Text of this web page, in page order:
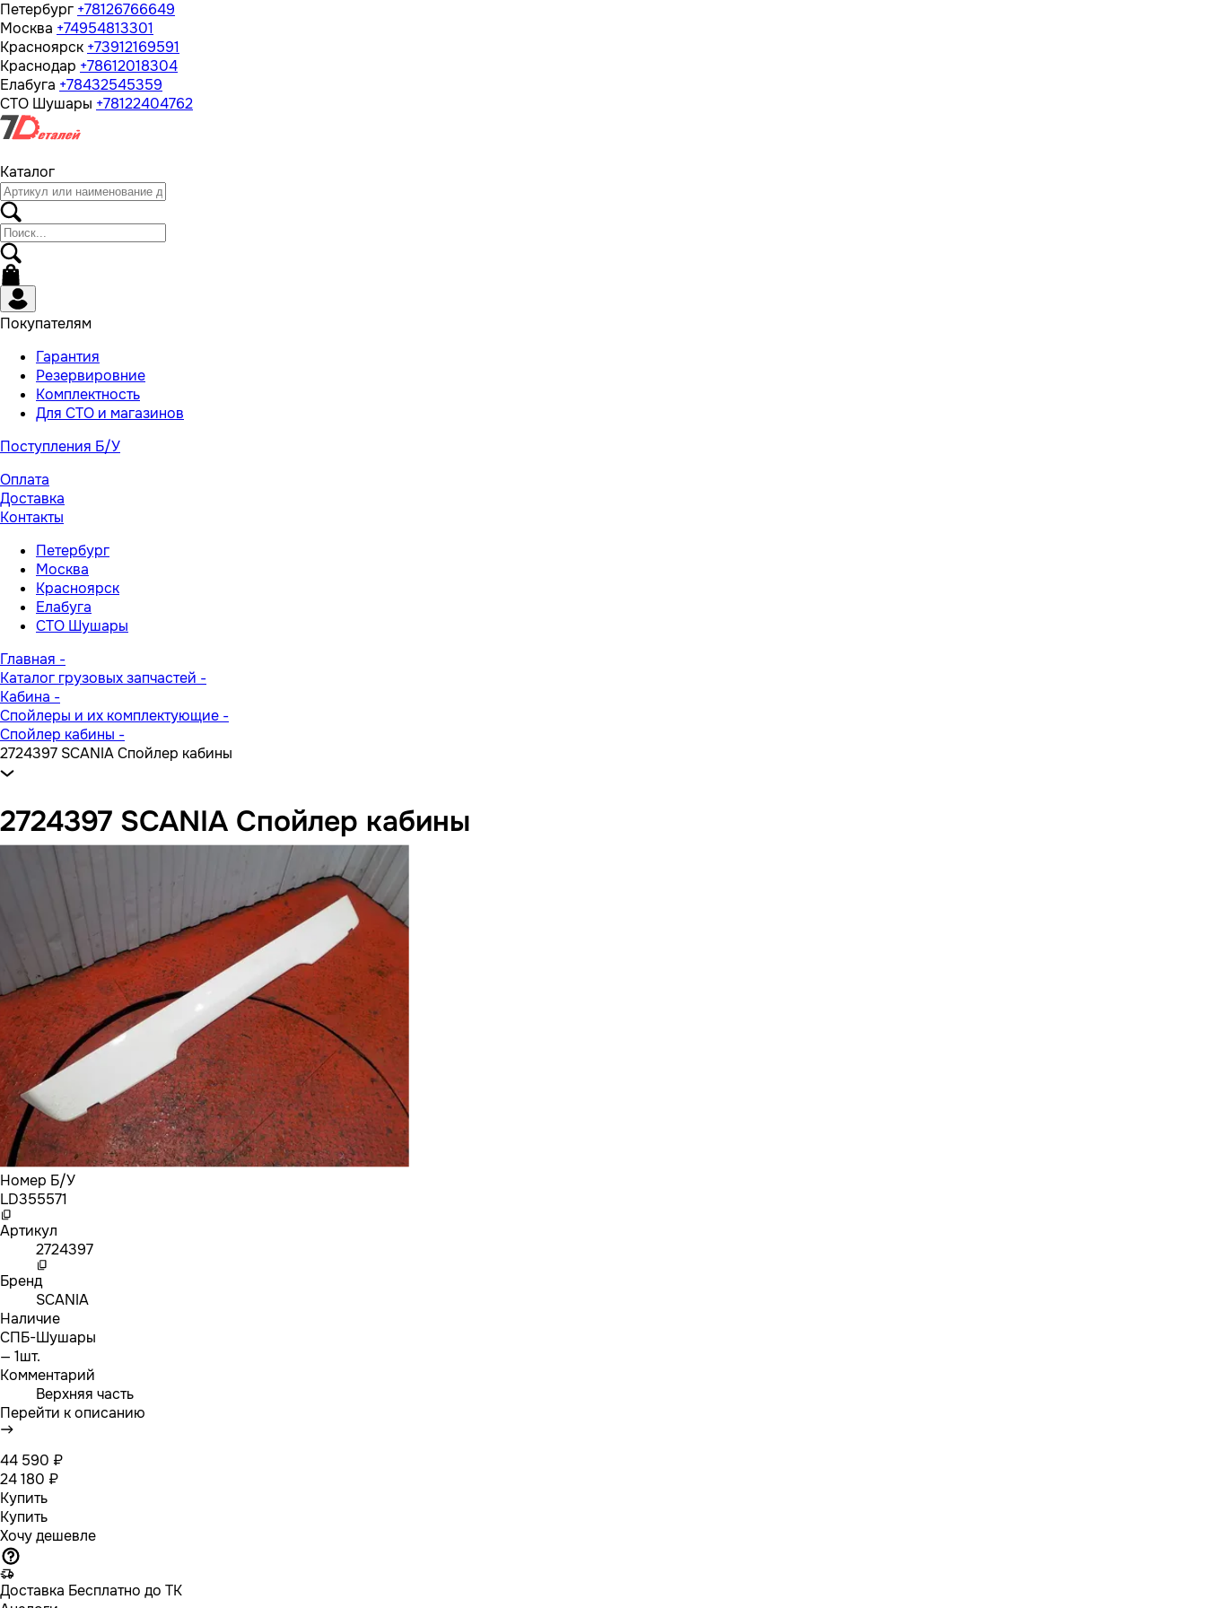
Петербург +78126766649
Москва +74954813301
Красноярск +73912169591
Краснодар +78612018304
Елабуга +78432545359
СТО Шушары +78122404762
Каталог
Покупателям
Гарантия
Резервировние
Комплектность
Для СТО и магазинов
Поступления Б/У
Оплата
Доставка
Контакты
Петербург
Москва
Красноярск
Елабуга
СТО Шушары
Главная -
Каталог грузовых запчастей -
Кабина -
Спойлеры и их комплектующие -
Спойлер кабины -
2724397 SCANIA Спойлер кабины
2724397 SCANIA Спойлер кабины
Номер Б/У
LD355571
Артикул
2724397
Бренд
SCANIA
Наличие
СПБ-Шушары
— 1шт.
Комментарий
Верхняя часть
Перейти к описанию
44 590 ₽
24 180 ₽
Купить
Купить
Хочу дешевле
Доставка Бесплатно до ТК